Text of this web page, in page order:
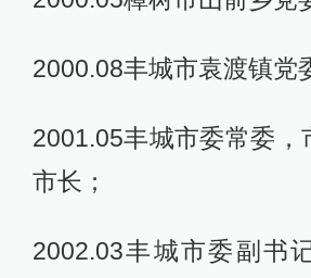
2000.08丰城市袁渡镇党
2001.05丰城市委常委，
市长；
2002.03丰城市委副书